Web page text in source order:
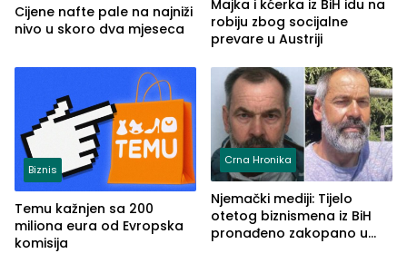
Cijene nafte pale na najniži
nivo u skoro dva mjeseca
Majka i kćerka iz BiH idu na
robiju zbog socijalne
prevare u Austriji
Biznis
Temu kažnjen sa 200
miliona eura od Evropska
komisija
Crna Hronika
Njemački mediji: Tijelo
otetog biznismena iz BiH
pronađeno zakopano u